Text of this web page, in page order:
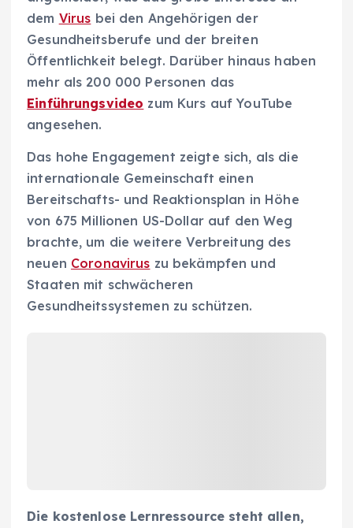
dem Virus bei den Angehörigen der
Gesundheitsberufe und der breiten
Öffentlichkeit belegt. Darüber hinaus haben
mehr als 200 000 Personen das
Einführungsvideo zum Kurs auf YouTube
angesehen.
Das hohe Engagement zeigte sich, als die
internationale Gemeinschaft einen
Bereitschafts- und Reaktionsplan in Höhe
von 675 Millionen US-Dollar auf den Weg
brachte, um die weitere Verbreitung des
neuen Coronavirus zu bekämpfen und
Staaten mit schwächeren
Gesundheitssystemen zu schützen.
Die kostenlose Lernressource steht allen,